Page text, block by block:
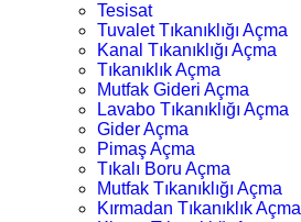
Tesisat
Tuvalet Tıkanıklığı Açma
Kanal Tıkanıklığı Açma
Tıkanıklık Açma
Mutfak Gideri Açma
Lavabo Tıkanıklığı Açma
Gider Açma
Pimaş Açma
Tıkalı Boru Açma
Mutfak Tıkanıklığı Açma
Kırmadan Tıkanıklık Açma